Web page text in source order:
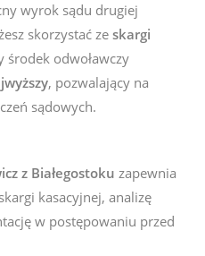
wyrok sądu drugiej
skorzystać ze skargi
środek odwoławczy
, pozwalający na
sądowych.
z Białegostoku zapewnia
kasacyjnej, analizę
w postępowaniu przed